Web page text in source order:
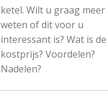
ketel. Wilt u graag meer
weten of dit voor u
interessant is? Wat is de
kostprijs? Voordelen?
Nadelen?